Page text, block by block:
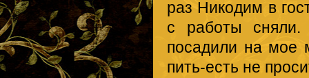
раз Никодим в
с работы сняли.
посадили на мое
пить-есть не